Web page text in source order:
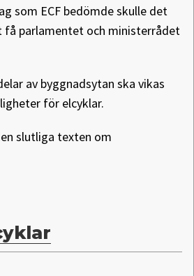
som ECF bedömde skulle det
parlamentet och ministerrådet
av byggnadsytan ska vikas
för elcyklar.
slutliga texten om